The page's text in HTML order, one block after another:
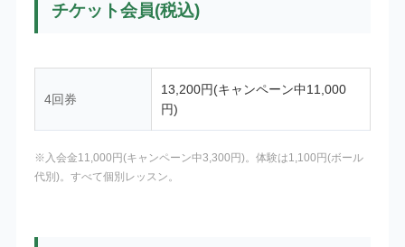
チケット会員(税込)
4回券
13,200円(キャンペーン中11,000
円)
※入会金11,000円(キャンペーン中3,300円)。体験は1,100円(ボール
代別)。すべて個別レッスン。